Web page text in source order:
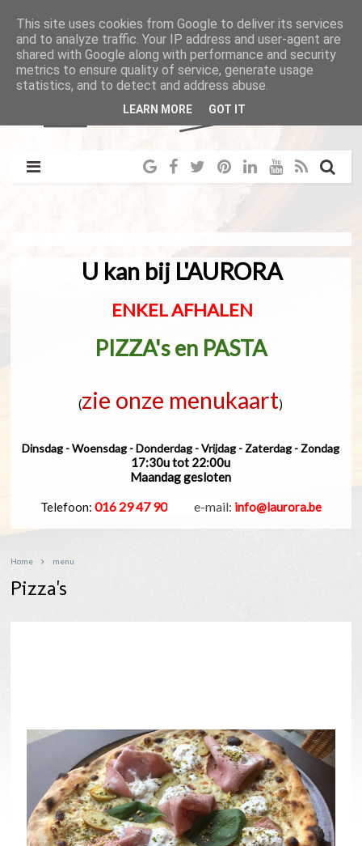
U kan bij L'AURORA
ENKEL AFHALEN
PIZZA's en PASTA
(zie onze menukaart)
Dinsdag - Woensdag - Donderdag - Vrijdag - Zaterdag - Zondag
17:30u tot 22:00u
Maandag gesloten
Telefoon: 016 29 47 90_____ e-mail: info@laurora.be
Home menu
Pizza's
This site uses cookies from Google to deliver its services
and to analyze traffic. Your IP address and user-agent are
shared with Google along with performance and security
metrics to ensure quality of service, generate usage
statistics, and to detect and address abuse.
LEARN MORE GOT IT